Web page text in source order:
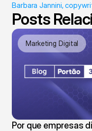
Barbara Jannini,
Posts
Marketing Digital
Por que empresas